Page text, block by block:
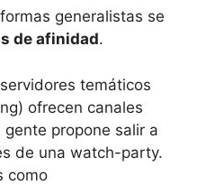
generalistas se
de afinidad.
temáticos
ofrecen canales
gente propone salir a
de una watch-party.
como